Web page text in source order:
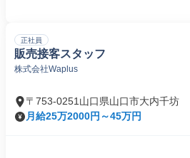
正社員
販売接客スタッフ
株式会社Waplus
〒753-0251山口県山口市大内千坊
月給25万2000円～45万円